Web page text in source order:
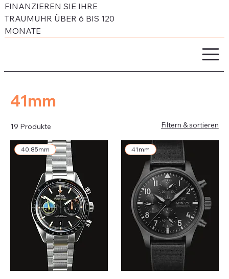
FINANZIEREN SIE IHRE
TRAUMUHR ÜBER 6 BIS 120
MONATE
41mm
19 Produkte Filtern & sortieren
40.85mm 41mm